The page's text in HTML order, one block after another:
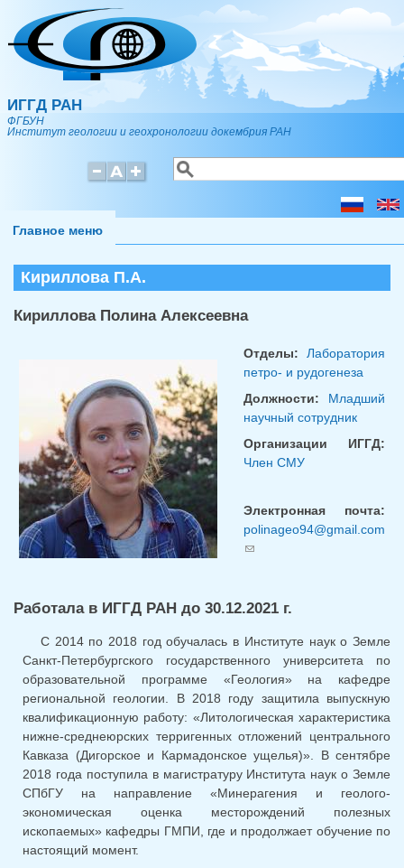
Перейти к основному содержанию
ИГГД РАН
ФГБУН
Институт геологии и геохронологии докембрия РАН
Форма поиска
Поиск
Главное меню
Кириллова П.А.
Кириллова Полина Алексеевна
Отделы: Лаборатория
петро- и рудогенеза
Должности: Младший
научный сотрудник
Организации ИГГД:
Член СМУ
Электронная почта:
polinageo94@gmail.com
(ссылка для отправки
Работала в ИГГД РАН до 30.12.2021 г.
С 2014 по 2018 год обучалась в Институте наук о Земле
Санкт-Петербургского государственного университета по
образовательной программе «Геология» на кафедре
региональной геологии. В 2018 году защитила выпускную
квалификационную работу: «Литологическая характеристика
нижне-среднеюрских терригенных отложений центрального
Кавказа (Дигорское и Кармадонское ущелья)». В сентябре
2018 года поступила в магистратуру Института наук о Земле
СПбГУ на направление «Минерагения и геолого-
экономическая оценка месторождений полезных
ископаемых» кафедры ГМПИ, где и продолжает обучение по
настоящий момент.